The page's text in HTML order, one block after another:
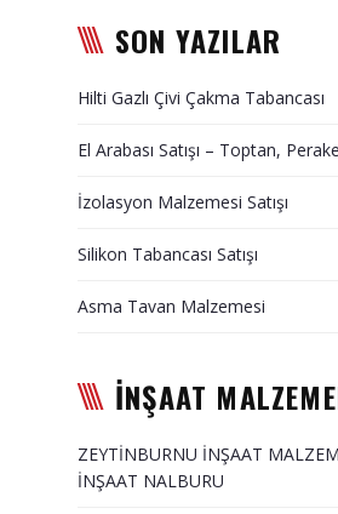
SON YAZILAR
Hilti Gazlı Çivi Çakma Tabancası
El Arabası Satışı – Toptan,
İzolasyon Malzemesi Satışı
Silikon Tabancası Satışı
Asma Tavan Malzemesi
İNŞAAT
ZEYTİNBURNU İNŞAAT
İNŞAAT NALBURU